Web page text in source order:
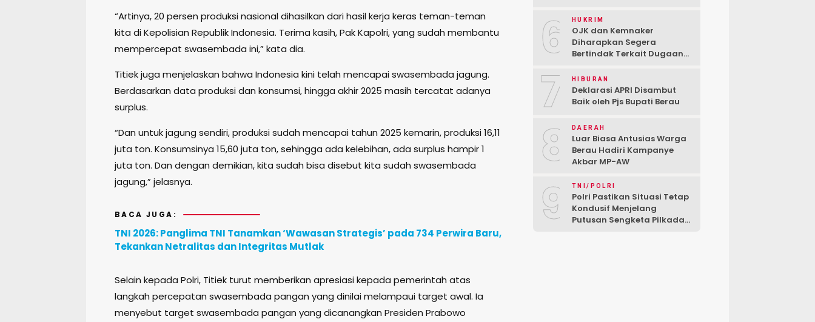
“Artinya, 20 persen produksi nasional dihasilkan dari hasil kerja keras teman-teman
kita di Kepolisian Republik Indonesia. Terima kasih, Pak Kapolri, yang sudah membantu
mempercepat swasembada ini,” kata dia.
Titiek juga menjelaskan bahwa Indonesia kini telah mencapai swasembada jagung.
Berdasarkan data produksi dan konsumsi, hingga akhir 2025 masih tercatat adanya
surplus.
“Dan untuk jagung sendiri, produksi sudah mencapai tahun 2025 kemarin, produksi 16,11
juta ton. Konsumsinya 15,60 juta ton, sehingga ada kelebihan, ada surplus hampir 1
juta ton. Dan dengan demikian, kita sudah bisa disebut kita sudah swasembada
jagung,” jelasnya.
BACA JUGA:
TNI 2026: Panglima TNI Tanamkan ‘Wawasan Strategis’ pada 734 Perwira Baru,
Tekankan Netralitas dan Integritas Mutlak
Selain kepada Polri, Titiek turut memberikan apresiasi kepada pemerintah atas
langkah percepatan swasembada pangan yang dinilai melampaui target awal. Ia
menyebut target swasembada pangan yang dicanangkan Presiden Prabowo
6 HUKRIM
OJK dan Kemnaker
Diharapkan Segera
Bertindak Terkait Dugaan
Sesuka Hati
7 HIBURAN
Deklarasi APRI Disambut
Baik oleh Pjs Bupati Berau
8 DAERAH
Luar Biasa Antusias Warga
Berau Hadiri Kampanye
Akbar MP-AW
9 TNI/POLRI
Polri Pastikan Situasi Tetap
Kondusif Menjelang
Putusan Sengketa Pilkada